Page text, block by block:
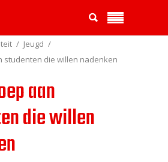
Jeugd
studenten die willen nadenken
aan
die willen